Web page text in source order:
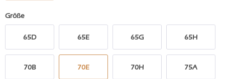
Größe
65D 65E 65G 65H
70B 70E 70H 75A